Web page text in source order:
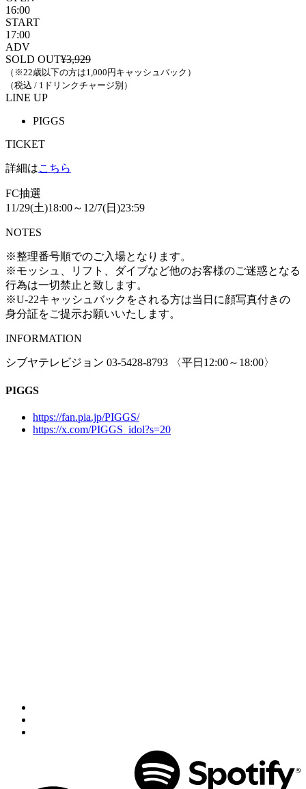
16:00
START
17:00
ADV
SOLD OUT¥3,929
（※22歳以下の方は1,000円キャッシュバック）
（税込 / 1ドリンクチャージ別）
LINE UP
PIGGS
TICKET
詳細はこちら
FC抽選
11/29(土)18:00～12/7(日)23:59
NOTES
※整理番号順でのご入場となります。
※モッシュ、リフト、ダイブなど他のお客様のご迷惑となる
行為は一切禁止と致します。
※U-22キャッシュバックをされる方は当日に顔写真付きの
身分証をご提示お願いいたします。
INFORMATION
シブヤテレビジョン 03-5428-8793 〈平日12:00～18:00〉
PIGGS
https://fan.pia.jp/PIGGS/
https://x.com/PIGGS_idol?s=20